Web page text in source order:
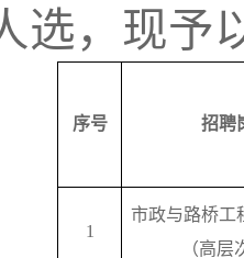
选，现予
序号 招聘
1
市政与路桥工
（高层